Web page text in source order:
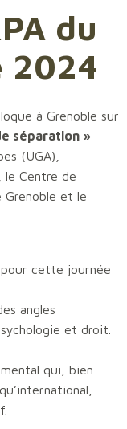
du
2024
à Grenoble sur
séparation »
(UGA),
le Centre de
Grenoble et le
cette journée
angles
et droit.
qui, bien